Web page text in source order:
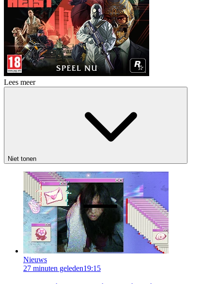
Lees meer
Niet tonen
Nieuws
27 minuten geleden19:15